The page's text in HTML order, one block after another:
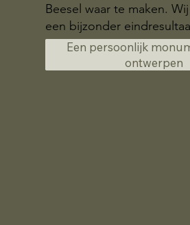
Beesel waar te maken.
een bijzonder
Een persoonlijk
ontwerpen